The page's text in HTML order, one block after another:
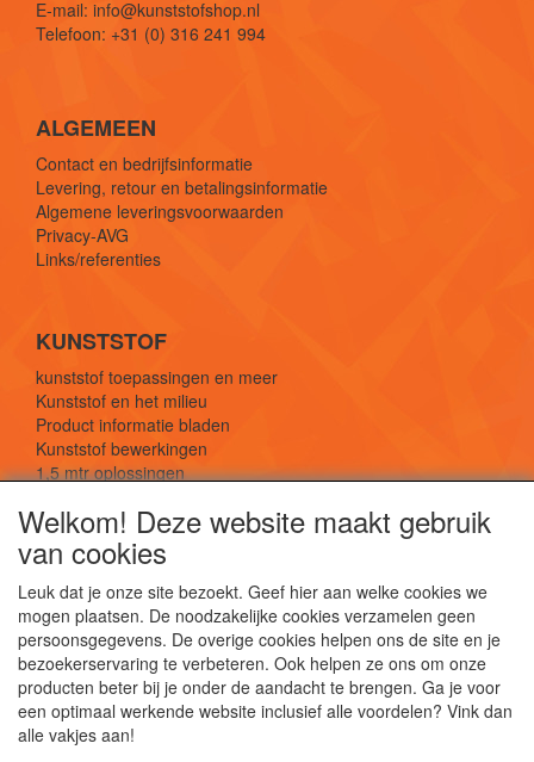
E-mail: info@kunststofshop.nl
Telefoon: +31 (0) 316 241 994
ALGEMEEN
Contact en bedrijfsinformatie
Levering, retour en betalingsinformatie
Algemene leveringsvoorwaarden
Privacy-AVG
Links/referenties
KUNSTSTOF
kunststof toepassingen en meer
Kunststof en het milieu
Product informatie bladen
Kunststof bewerkingen
1,5 mtr oplossingen
SOCIALE MEDIA
De webshop voor kunststof platen, folies, buizen
Welkom! Deze website maakt gebruik
van cookies
Leuk dat je onze site bezoekt. Geef hier aan welke cookies we
mogen plaatsen. De noodzakelijke cookies verzamelen geen
persoonsgegevens. De overige cookies helpen ons de site en je
bezoekerservaring te verbeteren. Ook helpen ze ons om onze
producten beter bij je onder de aandacht te brengen. Ga je voor
een optimaal werkende website inclusief alle voordelen? Vink dan
alle vakjes aan!